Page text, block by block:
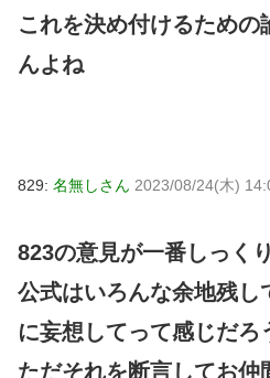
これを決め付けるための
んよね
829: 名無しさん 2023/08/24(木)
823の意見が一番しっく
公式はいろんな余地残し
に妄想してって感じだろ
ただそれを断言してお仲